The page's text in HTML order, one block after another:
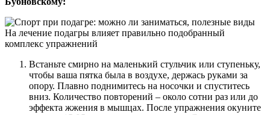
На лечение подагры влияет правильно подобранный
комплекс упражнений
Встаньте смирно на маленький стульчик или ступеньку,
чтобы ваша пятка была в воздухе, держась руками за
опору. Плавно поднимитесь на носочки и спуститесь
вниз. Количество повторений – около сотни раз или до
эффекта жжения в мышцах. После упражнения окуните